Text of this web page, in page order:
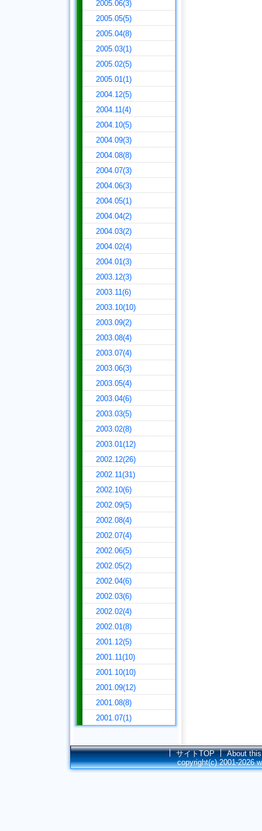
2005.06(3)
2005.05(5)
2005.04(8)
2005.03(1)
2005.02(5)
2005.01(1)
2004.12(5)
2004.11(4)
2004.10(5)
2004.09(3)
2004.08(8)
2004.07(3)
2004.06(3)
2004.05(1)
2004.04(2)
2004.03(2)
2004.02(4)
2004.01(3)
2003.12(3)
2003.11(6)
2003.10(10)
2003.09(2)
2003.08(4)
2003.07(4)
2003.06(3)
2003.05(4)
2003.04(6)
2003.03(5)
2003.02(8)
2003.01(12)
2002.12(26)
2002.11(31)
2002.10(6)
2002.09(5)
2002.08(4)
2002.07(4)
2002.06(5)
2002.05(2)
2002.04(6)
2002.03(6)
2002.02(4)
2002.01(8)
2001.12(5)
2001.11(10)
2001.10(10)
2001.09(12)
2001.08(8)
2001.07(1)
サイトTOP
About
copyright(c) 2001-2026